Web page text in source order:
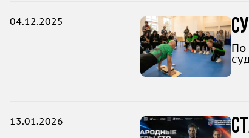
04.12.2025
По
13.01.2026